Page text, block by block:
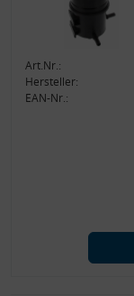
Art.Nr.:
Hersteller:
EAN-Nr.: